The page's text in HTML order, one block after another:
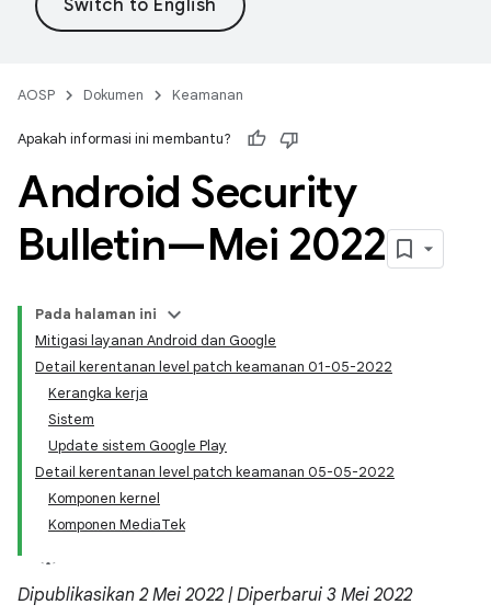
AOSP Dokumen Keamanan
Apakah informasi ini membantu?
Android Security
Bulletin—Mei 2022
Pada halaman ini
Mitigasi layanan Android dan Google
Detail kerentanan level patch keamanan 01-05-2022
Kerangka kerja
Sistem
Update sistem Google Play
Detail kerentanan level patch keamanan 05-05-2022
Komponen kernel
Komponen MediaTek
Dipublikasikan 2 Mei 2022 | Diperbarui 3 Mei 2022